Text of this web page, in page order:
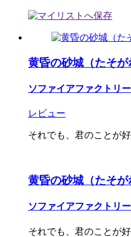
黄昏の砂城（たそが
ソファイアファクトリ
レビュー
それでも、君のことが
黄昏の砂城（たそが
ソファイアファクトリ
それでも、君のことが